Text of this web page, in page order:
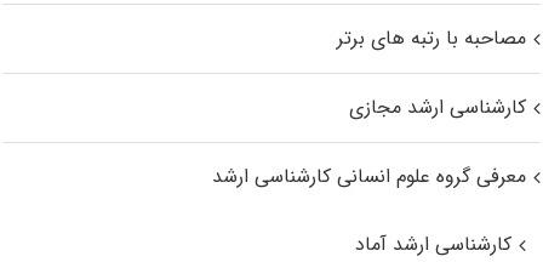
مصاحبه با رتبه های برتر
کارشناسی ارشد مجازی
معرفی گروه علوم انسانی کارشناسی ارشد
کارشناسی ارشد آماد